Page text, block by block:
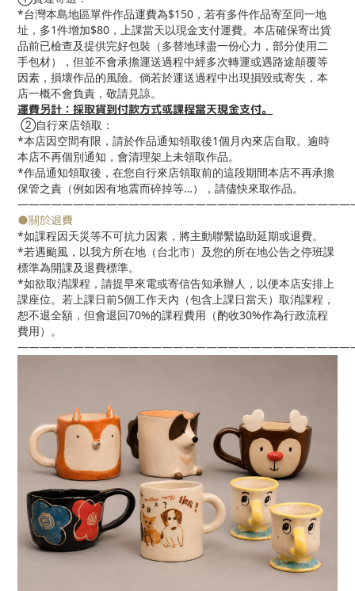
*台灣本島地區單件作品運費為$150，若有多件作品寄至同一地
址，多1件增加$80，上課當天以現金支付運費。本店確保寄出貨
品前已檢查及提供完好包裝（多替地球盡一份心力，部分使用二
手包材），但並不會承擔運送過程中經多次轉運或遇路途顛覆等
因素，損壞作品的風險。倘若於運送過程中出現損毀或寄失，本
店一概不會負責，敬請見諒。
運費另計：採取貨到付款方式或課程當天現金支付。
②自行來店領取：
*本店因空間有限，請於作品通知領取後1個月內來店自取。逾時
本店不再個別通知，會清理架上未領取作品。
*作品通知領取後，在您自行來店領取前的這段期間本店不再承擔
保管之責（例如因有地震而碎掉等…），請儘快來取作品。
●關於退費
*如課程因天災等不可抗力因素，將主動聯繫協助延期或退費。
*若遇颱風，以我方所在地（台北市）及您的所在地公告之停班課
標準為開課及退費標準。
*如欲取消課程，請提早來電或寄信告知承辦人，以便本店安排上
課座位。若上課日前5個工作天內（包含上課日當天）取消課程，
恕不退全額，但會退回70%的課程費用（酌收30%作為行政流程
費用）。